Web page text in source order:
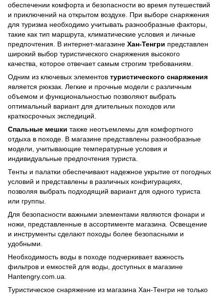
обеспечении комфорта и безопасности во время путешествий
и приключений на открытом воздухе. При выборе снаряжения
для туризма необходимо учитывать разнообразные факторы,
такие как тип маршрута, климатические условия и личные
предпочтения. В интернет-магазине Хан-Тенгри представлен
широкий выбор туристического снаряжения высокого
качества, которое отвечает самым строгим требованиям.
Одним из ключевых элементов туристического снаряжения
является рюкзак. Легкие и прочные модели с различным
объемом и функциональностью позволяют выбрать
оптимальный вариант для длительных походов или
краткосрочных экспедиций.
Спальные мешки также неотъемлемы для комфортного
отдыха в походе. В магазине представлены разнообразные
модели, учитывающие температурные условия и
индивидуальные предпочтения туриста.
Тенты и палатки обеспечивают надежное укрытие от погодных
условий и представлены в различных конфигурациях,
позволяя выбрать подходящий вариант для одного туриста
или группы.
Для безопасности важными элементами являются фонари и
ножи, представленные в ассортименте магазина. Освещение
и инструменты сделают походы более безопасными и
удобными.
Необходимость воды в походе подчеркивает важность
фильтров и емкостей для воды, доступных в магазине
Hantengry.com.ua.
Туристическое снаряжение из магазина Хан-Тенгри не только